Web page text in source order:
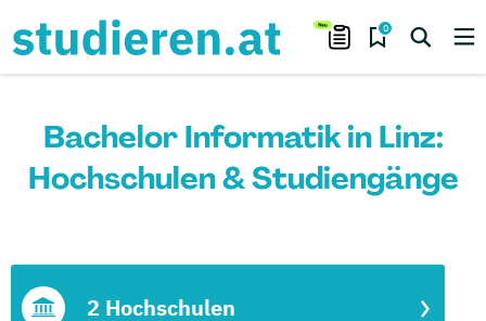
0
Bachelor Informatik in Linz:
Hochschulen & Studiengänge
2 Hochschulen